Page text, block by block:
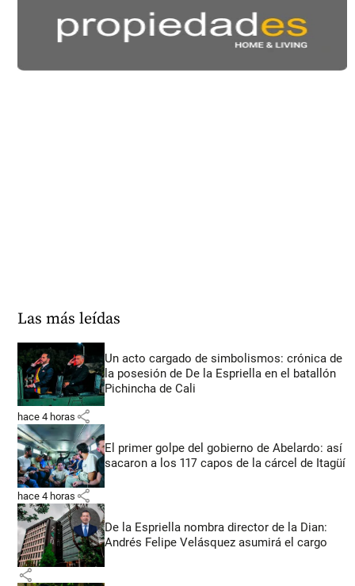
Las más leídas
Un acto cargado de simbolismos: crónica de
la posesión de De la Espriella en el batallón
Pichincha de Cali
hace 4 horas share
El primer golpe del gobierno de Abelardo: así
sacaron a los 117 capos de la cárcel de Itagüí
hace 4 horas share
De la Espriella nombra director de la Dian:
Andrés Felipe Velásquez asumirá el cargo
share